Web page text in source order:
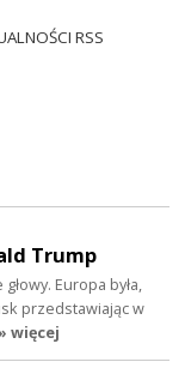
RSS
Trump
Europa była,
przedstawiając w
więcej